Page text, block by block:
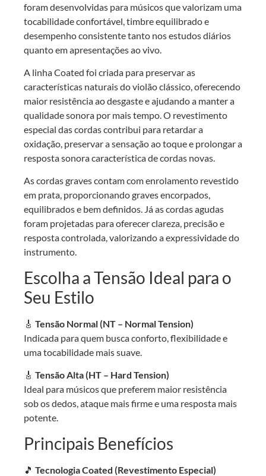
foram desenvolvidas para músicos que valorizam uma
tocabilidade confortável, timbre equilibrado e
desempenho consistente tanto nos estudos diários
quanto em apresentações ao vivo.
A linha Coated foi criada para preservar as
características naturais do violão clássico, oferecendo
maior resistência ao desgaste e ajudando a manter a
qualidade sonora por mais tempo. O revestimento
especial das cordas contribui para retardar a
oxidação, preservar a sensação ao toque e prolongar a
resposta sonora característica de cordas novas.
As cordas graves contam com enrolamento revestido
em prata, proporcionando graves encorpados,
equilibrados e bem definidos. Já as cordas agudas
foram projetadas para oferecer clareza, precisão e
resposta controlada, valorizando a expressividade do
instrumento.
Escolha a Tensão Ideal para o
Seu Estilo
🎸 Tensão Normal (NT – Normal Tension)
Indicada para quem busca conforto, flexibilidade e
uma tocabilidade mais suave.
🎸 Tensão Alta (HT – Hard Tension)
Ideal para músicos que preferem maior resistência
sob os dedos, ataque mais firme e uma resposta mais
potente.
Principais Benefícios
🎵 Tecnologia Coated (Revestimento Especial)